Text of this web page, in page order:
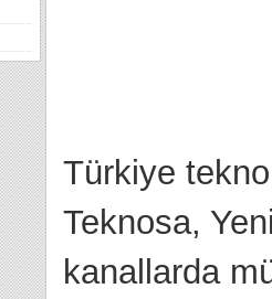
Türkiye
Teknosa,
kanallarda